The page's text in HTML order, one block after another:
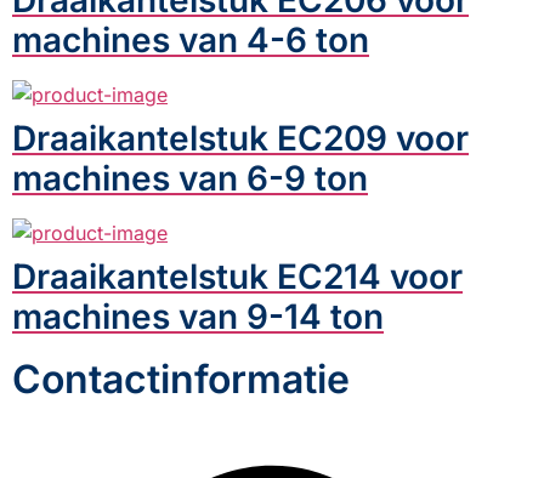
machines van 4-6 ton
Draaikantelstuk EC209 voor
machines van 6-9 ton
Draaikantelstuk EC214 voor
machines van 9-14 ton
Contactinformatie